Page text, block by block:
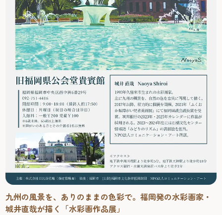
九州の風景を、ありのままの色彩で。福岡発の水彩画家・
城井直哉が描く「水彩画作品展」